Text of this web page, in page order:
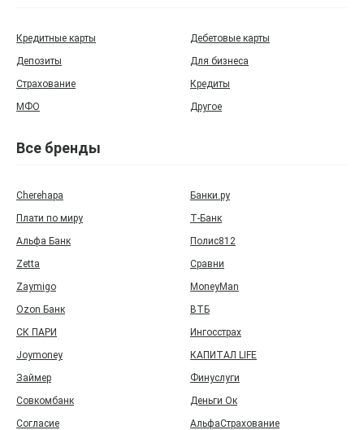
Кредитные карты
Дебетовые карты
Депозиты
Для бизнеса
Страхование
Кредиты
МФО
Другое
Все бренды
Cherehapa
Банки.ру
Плати по миру
Т‑Банк
Альфа Банк
Полис812
Zetta
Сравни
Zaymigo
MoneyMan
Ozon Банк
ВТБ
СК ПАРИ
Ингосстрах
Joymoney
КАПИТАЛ LIFE
Займер
Финуслуги
Совкомбанк
Деньги Ок
Согласие
АльфаСтрахование